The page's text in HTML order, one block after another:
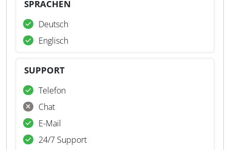
SPRACHEN
Deutsch
Englisch
SUPPORT
Telefon
Chat
E-Mail
24/7 Support